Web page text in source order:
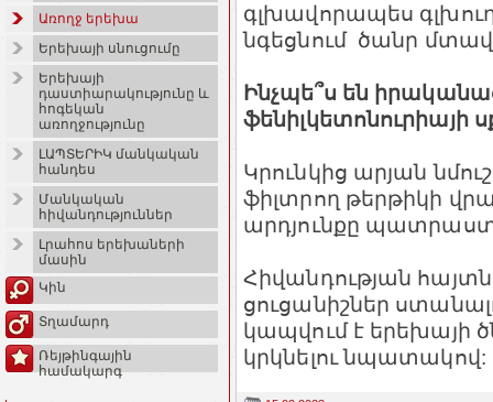
Առողջ երեխա
Երեխայի սնուցումը
Երեխայի
դաստիարակությունը և
հոգեկան
առողջությունը
ԼԱՊՏԵՐԻԿ մանկական
հանդես
Մանկական
հիվանդություններ
Լրահոս երեխաների
մասին
Կին
Տղամարդ
Ռեյթինգային
համակարգ
գլխավորապես
նգեցնում ծանր
Ինչպե՞ս են
ֆենիլկետոնուրիայի
Կրունկից արյան
ֆիլտրող թերթիկի
արդյունքը պատրաստ
Հիվանդության
ցուցանիշներ
կապվում է երեխայի
կրկնելու նպատակով: